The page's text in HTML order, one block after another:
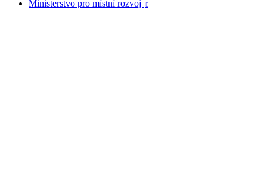
Ministerstvo pro místní rozvoj
